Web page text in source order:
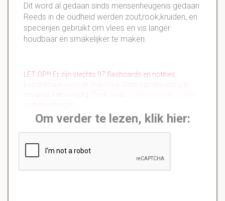
Dit word al gedaan sinds mensenheugenis gedaan
Reeds in de oudheid werden zout,rook,kruiden, en
specerijen gebruikt om vlees en vis langer
houdbaar en smakelijker te maken.
LET OP!!! Er zijn slechts 97 flashcards en notities
beschikbaar voor dit materiaal. Deze samenvatting is
Om verder te lezen, klik hier: